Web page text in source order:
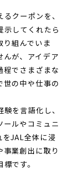
クーポンを、
示してくれたら
組んでいま
んが、アイデア
程でさまざまな
世の中や仕事の
を言語化し、
ールやコミュニ
JAL全体に浸
業創出に取り
です。